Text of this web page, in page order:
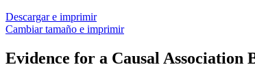
Descargar e imprimir
Cambiar tamaño e imprimir
Evidence for a Causal Association